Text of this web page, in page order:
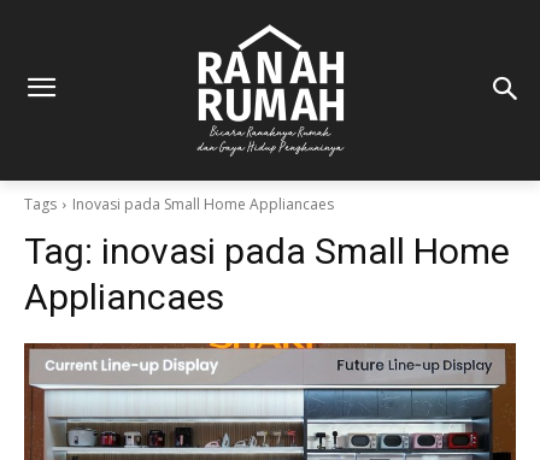
Tags Inovasi pada Small Home Appliancaes
Tag: inovasi pada Small Home
Appliancaes